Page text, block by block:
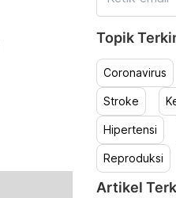
Topik
Coronavirus
Stroke
Hipertensi
Reproduksi
Artikel